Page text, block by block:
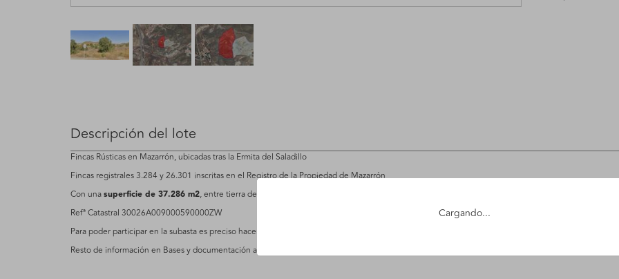
Cargando...
Descripción del lote
Fincas Rústicas en Mazarrón, ubicadas tras la Ermita del Saladillo
Fincas registrales 3.284 y 26.301 inscritas en el Registro de la Propiedad de Mazarrón
Con unasuperficie de 37.286 m2, entre tierra de labor y matorral
Refª Catastral 30026A009000590000ZW
Para poder participar en la subasta es preciso hacer un depósito o caución de 858,22 €
Resto de información en Bases y documentación adjunta